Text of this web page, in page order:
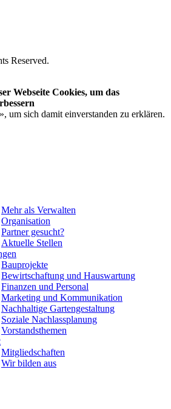
Reserved.
Webseite Cookies, um das
um sich damit einverstanden zu erklären.
Mehr als Verwalten
Organisation
Partner gesucht?
Aktuelle Stellen
Bauprojekte
Bewirtschaftung und Hauswartung
Finanzen und Personal
Marketing und Kommunikation
Nachhaltige Gartengestaltung
Soziale Nachlassplanung
Vorstandsthemen
Mitgliedschaften
Wir bilden aus